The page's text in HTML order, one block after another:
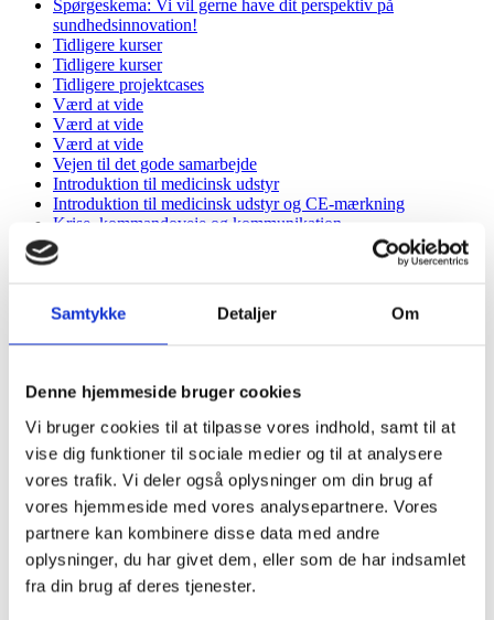
Samtykke Detaljer Om
Denne hjemmeside bruger cookies
Vi bruger cookies til at tilpasse vores indhold, samt til at
vise dig funktioner til sociale medier og til at analysere
vores trafik. Vi deler også oplysninger om din brug af
vores hjemmeside med vores analysepartnere. Vores
partnere kan kombinere disse data med andre
oplysninger, du har givet dem, eller som de har indsamlet
fra din brug af deres tjenester.
Spørgeskema: Vi vil gerne have dit perspektiv på
sundhedsinnovation!
Tidligere kurser
Tidligere kurser
Tidligere projektcases
Værd at vide
Værd at vide
Værd at vide
Vejen til det gode samarbejde
Introduktion til medicinsk udstyr
Introduktion til medicinsk udstyr og CE-mærkning
Krise, kommandoveje og kommunikation
Projektcases
Projektcases til Samarbejdet i sundhedssektoren
Sundhedsinnovation, der gør gavn
Vælg det rette samarbejde
CE-mærkning og risikoklasser
Materialebank
Materialebank revideret
Nye roller og ændring af arbejdsgange
Sådan beskriver I jeres projektcase
Sundhedsinnovation, der gør gavn
Tema: Covid-19
Vælg det rette afsæt for din projektcase
CHIs Årsberetning 2020-2021
CHIs Årsberetning 2022-2023
Cobox
Events
Kontakt